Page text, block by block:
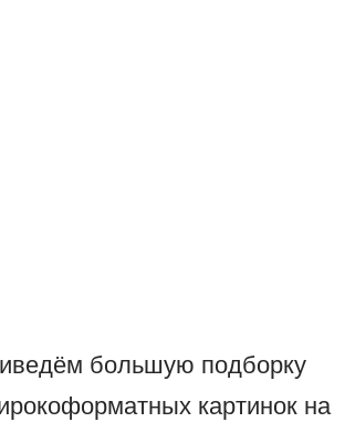
большую подборку
картинок на